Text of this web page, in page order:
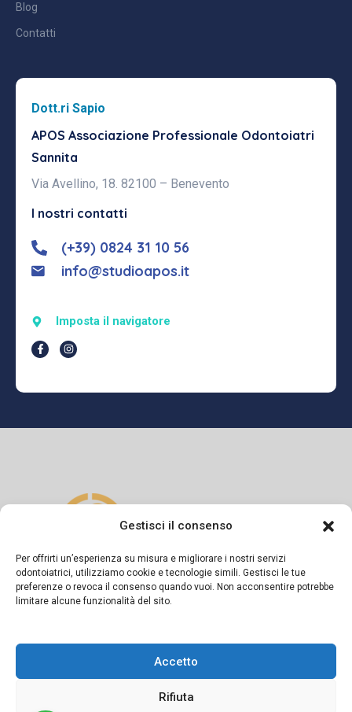
Gestisci il consenso
Per offrirti un’esperienza su misura e migliorare i nostri servizi
odontoiatrici, utilizziamo cookie e tecnologie simili. Gestisci le tue
preferenze o revoca il consenso quando vuoi. Non acconsentire potrebbe
limitare alcune funzionalità del sito.
Accetto
Rifiuta
Blog
Contatti
Dott.ri Sapio
APOS Associazione Professionale Odontoiatri
Sannita
Via Avellino, 18. 82100 – Benevento
I nostri contatti
(+39) 0824 31 10 56
info@studioapos.it
Imposta il navigatore
Si dichiara sotto la propria responsabilità che il presente
previsto dagli artt. 55-56-57 del Codice di Deontologia
Medica e dalla Linea Guida del FNOMCeO.